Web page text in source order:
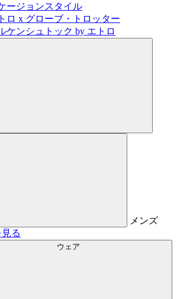
ージョンスタイル
ロ x グローブ・トロッター
ケンシュトック by エトロ
メンズ
る
ウェア